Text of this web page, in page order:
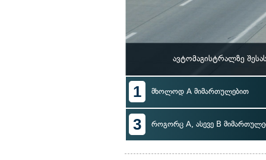
ავტომაგისტრალზე
1 მხოლოდ A მიმართულებით
3 როგორც A, ასევე B